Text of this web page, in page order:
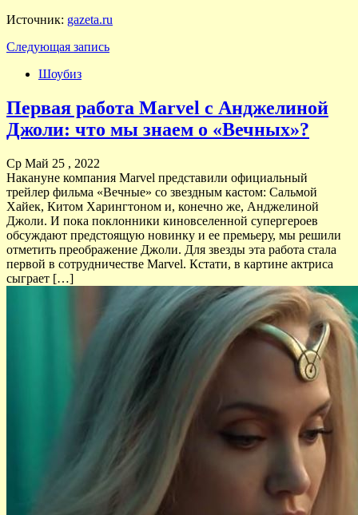
Источник: gazeta.ru
Следующая запись
Шоубиз
Первая работа Marvel с Анджелиной
Джоли: что мы знаем о «Вечных»?
Ср Май 25 , 2022
Накануне компания Marvel представили официальный
трейлер фильма «Вечные» со звездным кастом: Сальмой
Хайек, Китом Харингтоном и, конечно же, Анджелиной
Джоли. И пока поклонники киновселенной супергероев
обсуждают предстоящую новинку и ее премьеру, мы решили
отметить преображение Джоли. Для звезды эта работа стала
первой в сотрудничестве Marvel. Кстати, в картине актриса
сыграет […]